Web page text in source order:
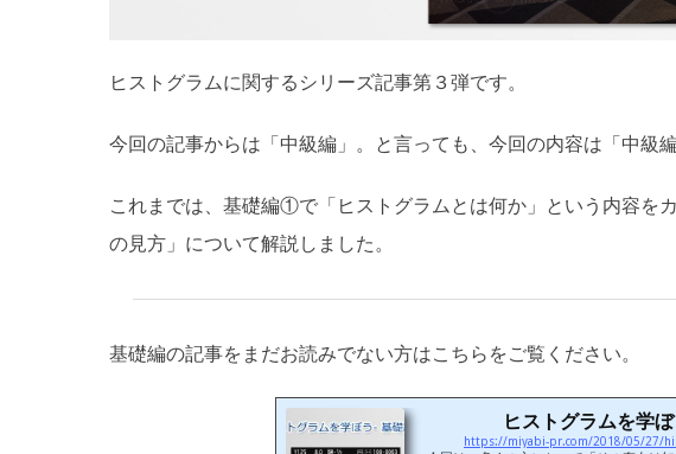
ヒストグラムに関するシリーズ記事第３弾です。
今回の記事からは「中級編」。と言っても、今回の内容は「中級
これまでは、基礎編①で「ヒストグラムとは何か」という内容を
の見方」について解説しました。
基礎編の記事をまだお読みでない方はこちらをご覧ください。
ヒストグラムを学
https://miyabi-pr.com/2018/05/27/